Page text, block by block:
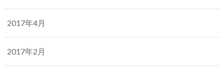
2017年4月
2017年2月